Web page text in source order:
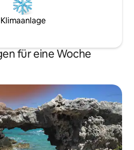
Klimaanlage
für eine Woche